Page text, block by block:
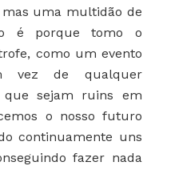
uma multidão de
é porque tomo o
como um evento
vez de qualquer
que sejam ruins em
o nosso futuro
continuamente uns
fazer nada